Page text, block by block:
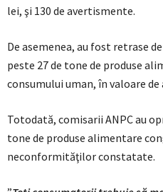
lei, şi 130 de avertismente.
De asemenea, au fost retrase
peste 27 de tone de produse
consumului uman, în valoare
Totodată, comisarii ANPC au
tone de produse alimentare
neconformităţilor constatate.